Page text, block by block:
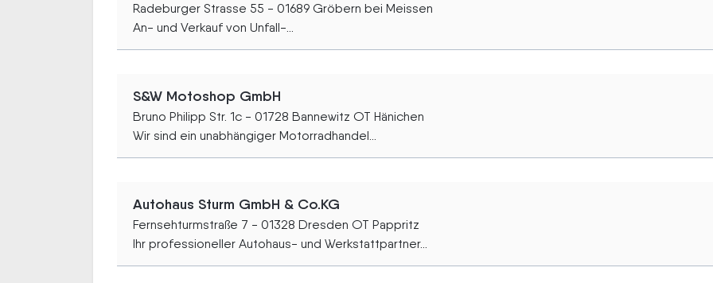
Radeburger Strasse 55 - 01689 Gröbern bei Meissen
An- und Verkauf von Unfall-...
S&W Motoshop GmbH
Bruno Philipp Str. 1c - 01728 Bannewitz OT Hänichen
Wir sind ein unabhängiger Motorradhandel...
Autohaus Sturm GmbH & Co.KG
Fernsehturmstraße 7 - 01328 Dresden OT Pappritz
Ihr professioneller Autohaus- und Werkstattpartner...